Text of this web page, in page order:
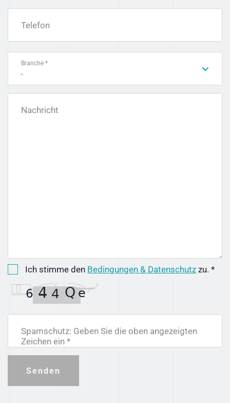
Telefon
Branche *
-
Nachricht
Ich stimme den Bedingungen & Datenschutz zu. *
Spamschutz: Geben Sie die oben angezeigten
Zeichen ein *
Senden